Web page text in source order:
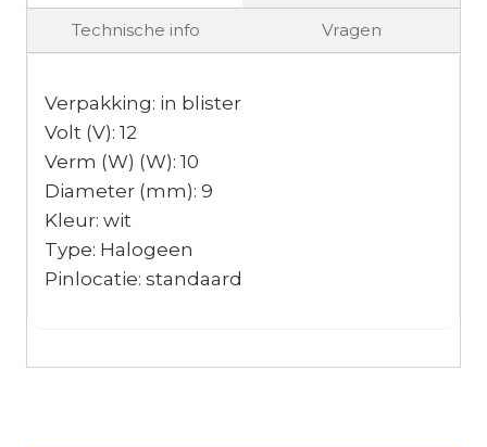
Technische info Vragen
Verpakking: in blister
Volt (V): 12
Verm (W) (W): 10
Diameter (mm): 9
Kleur: wit
Type: Halogeen
Pinlocatie: standaard